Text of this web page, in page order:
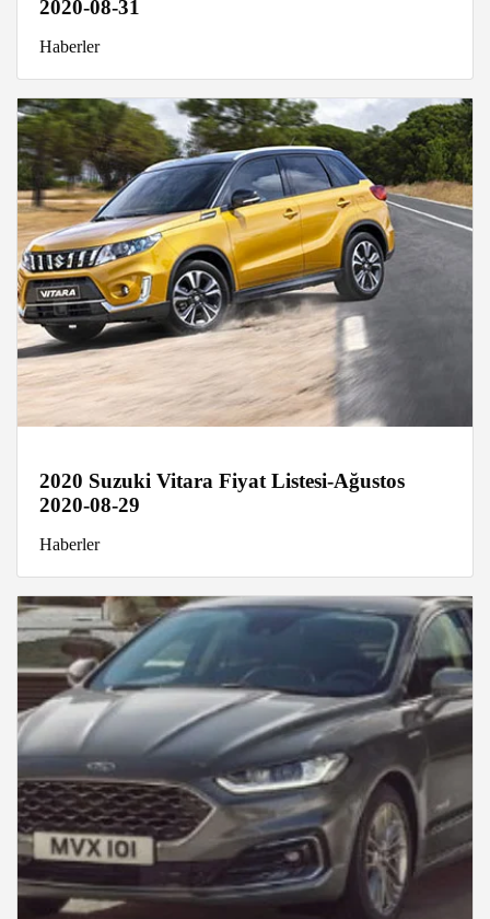
2020-08-31
Haberler
2020 Suzuki Vitara Fiyat Listesi-Ağustos
2020-08-29
Haberler